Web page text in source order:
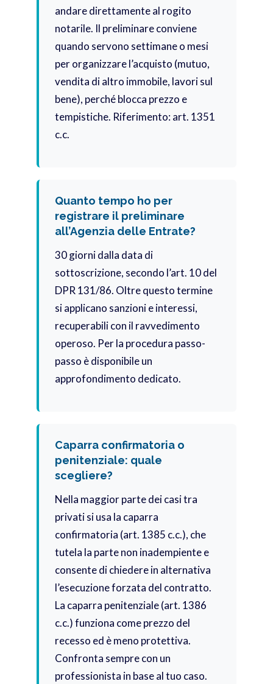
andare direttamente al rogito
notarile. Il preliminare conviene
quando servono settimane o mesi
per organizzare l’acquisto (mutuo,
vendita di altro immobile, lavori sul
bene), perché blocca prezzo e
tempistiche. Riferimento: art. 1351
c.c.
Quanto tempo ho per
registrare il preliminare
all’Agenzia delle Entrate?
30 giorni dalla data di
sottoscrizione, secondo l’art. 10 del
DPR 131/86. Oltre questo termine
si applicano sanzioni e interessi,
recuperabili con il ravvedimento
operoso. Per la procedura passo-
passo è disponibile un
approfondimento dedicato.
Caparra confirmatoria o
penitenziale: quale
scegliere?
Nella maggior parte dei casi tra
privati si usa la caparra
confirmatoria (art. 1385 c.c.), che
tutela la parte non inadempiente e
consente di chiedere in alternativa
l’esecuzione forzata del contratto.
La caparra penitenziale (art. 1386
c.c.) funziona come prezzo del
recesso ed è meno protettiva.
Confronta sempre con un
professionista in base al tuo caso.